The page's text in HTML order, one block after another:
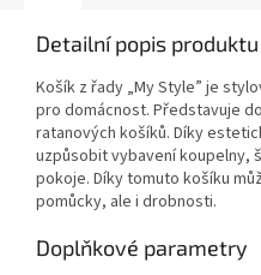
Detailní popis produktu
Košík z řady „My Style” je
pro domácnost. Představuje
ratanových košíků. Díky
uzpůsobit vybavení koupelny,
pokoje. Díky tomuto košíku
pomůcky, ale i drobnosti.
Doplňkové parametry